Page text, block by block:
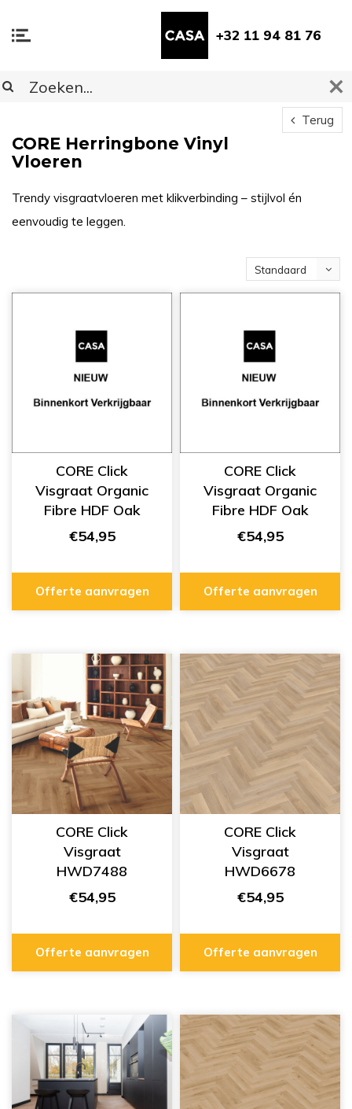
+32 11 94 81 76
Terug
CORE Herringbone Vinyl
Vloeren
Trendy visgraatvloeren met klikverbinding – stijlvol én
eenvoudig te leggen.
Standaard
CORE Click
Visgraat Organic
Fibre HDF Oak
Nature A/B FWH-
€54,95
Offerte aanvragen
CORE Click
Visgraat Organic
Fibre HDF Oak
Original A/B FWH-
€54,95
Offerte aanvragen
CORE Click
Visgraat
HWD7488
€54,95
Offerte aanvragen
CORE Click
Visgraat
HWD6678
€54,95
Offerte aanvragen